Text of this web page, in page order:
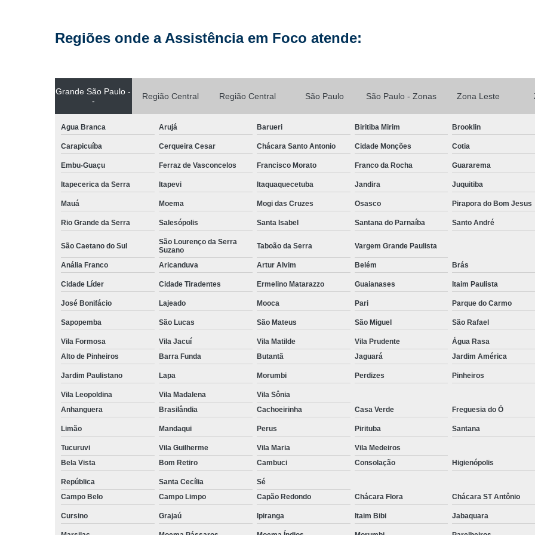
Loja Conserto Celular Samsung
Loja de Conserto de Celular Mais
Loja de Manutenção Celular
Loja de
Manutenção de Celular em SP
Manutenção de Celular Samsung
Manutenção do Aparelho Celular
Reparo Celular em São Paulo
Reparo Celular Samsung
Reparo
Reparo de Placa de Celular
Reparo em Placa de Celular
Reparo Tela
Troca de Tela Celular Samsung
Troca
Troca de Tela em São Paulo
Troca de Tela Motorola
Troca de
Troca
Regiões onde a Assistência em Foco atende:
Grande São Paulo -
-
Região Central Região Central São Paulo São Paulo - Zonas Zona Leste
Agua Branca Arujá Barueri Biritiba Mirim Brooklin
Carapicuíba Cerqueira Cesar Chácara Santo Antonio Cidade Monções Cotia
Embu-Guaçu Ferraz de Vasconcelos Francisco Morato Franco da Rocha Guararema
Itapecerica da Serra Itapevi Itaquaquecetuba Jandira Juquitiba
Mauá Moema Mogi das Cruzes Osasco Pirapora do Bom Jesus
Rio Grande da Serra Salesópolis Santa Isabel Santana do Parnaíba Santo André
São Caetano do Sul
São Lourenço da Serra
Suzano
Taboão da Serra Vargem Grande Paulista
Anália Franco Aricanduva Artur Alvim Belém Brás
Cidade Líder Cidade Tiradentes Ermelino Matarazzo Guaianases Itaim Paulista
José Bonifácio Lajeado Mooca Pari Parque do Carmo
Sapopemba São Lucas São Mateus São Miguel São Rafael
Vila Formosa Vila Jacuí Vila Matilde Vila Prudente
Água Rasa
Alto de Pinheiros
Barra Funda Butantã Jaguará Jardim América
Jardim Paulistano Lapa Morumbi Perdizes Pinheiros
Vila Leopoldina Vila Madalena
Vila Sônia
Anhanguera
Brasilândia Cachoeirinha Casa Verde Freguesia do Ó
Limão Mandaqui Perus Pirituba Santana
Tucuruvi Vila Guilherme Vila Maria
Vila Medeiros
Bela Vista
Bom Retiro Cambuci Consolação Higienópolis
República Santa Cecília
Sé
Campo Belo
Campo Limpo Capão Redondo Chácara Flora Chácara ST Antônio
Cursino Grajaú Ipiranga Itaim Bibi Jabaquara